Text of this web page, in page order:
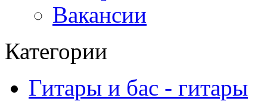
Вакансии
Категории
Гитары и бас - гитары